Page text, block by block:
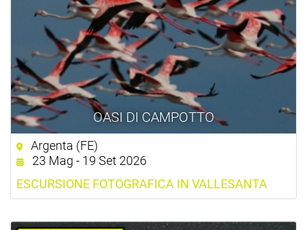
OASI DI CAMPOTTO
Argenta (FE)
23 Mag - 19 Set 2026
ESCURSIONE FOTOGRAFICA IN VALLESANTA